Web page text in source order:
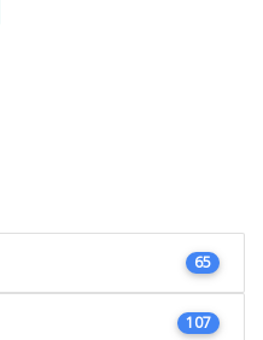
65
107